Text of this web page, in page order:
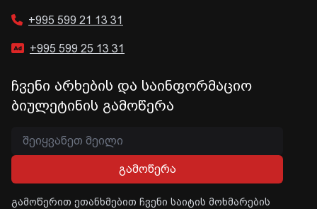
+995 599 21 13 31
+995 599 25 13 31
ჩვენი არხების და საინფორმაციო
ბიულეტინის გამოწერა
გამოწერა
გამოწერით ეთანხმებით ჩვენი საიტის მოხმარების